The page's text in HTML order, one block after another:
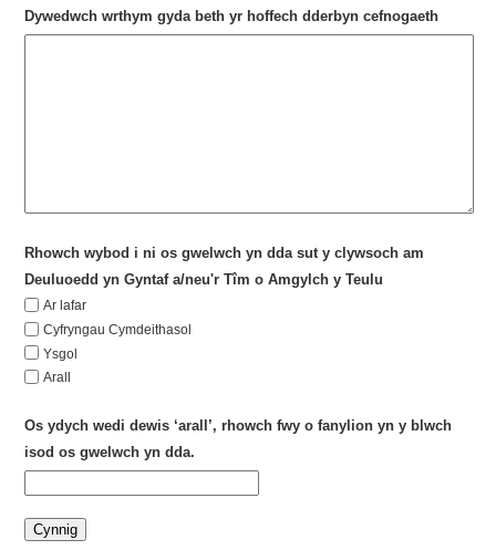
Dywedwch wrthym gyda beth yr hoffech dderbyn cefnogaeth
Rhowch wybod i ni os gwelwch yn dda sut y clywsoch am
Deuluoedd yn Gyntaf a/neu'r Tîm o Amgylch y Teulu
Ar lafar
Cyfryngau Cymdeithasol
Ysgol
Arall
Os ydych wedi dewis ‘arall’, rhowch fwy o fanylion yn y blwch
isod os gwelwch yn dda.
Cynnig